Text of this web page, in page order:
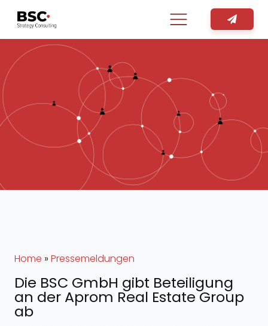
Home » Pressemeldungen
Die BSC GmbH gibt Beteiligung
an der Aprom Real Estate Group
ab